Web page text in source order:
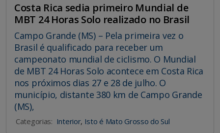
Costa Rica sedia primeiro Mundial de
MBT 24 Horas Solo realizado no Brasil
Campo Grande (MS) – Pela primeira vez o
Brasil é qualificado para receber um
campeonato mundial de ciclismo. O Mundial
de MBT 24 Horas Solo acontece em Costa Rica
nos próximos dias 27 e 28 de julho. O
município, distante 380 km de Campo Grande
(MS),
Categorias: Interior, Isto é Mato Grosso do Sul